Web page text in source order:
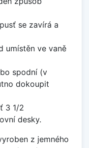
se zavírá a
umístěn ve vaně
spodní (v
dokoupit
3 1/2
desky.
z jemného